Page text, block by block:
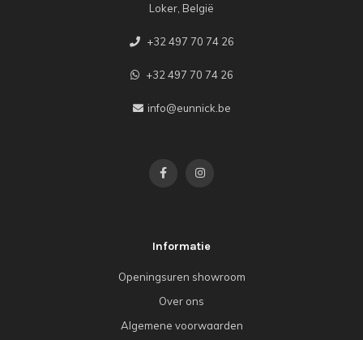
Loker, België
+32 497 70 74 26
+32 497 70 74 26
info@eunnick.be
Informatie
Openingsuren showroom
Over ons
Algemene voorwaarden